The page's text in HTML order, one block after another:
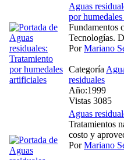
Aguas
por
Fundamentos
Tecnologías.
PorMariano
Categoría
residuales
Año:1999
Vistas 3085
Aguas
Tratamientos
costo y
PorMariano